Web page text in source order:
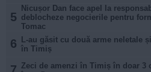
5
Nicușor Dan face apel la
deblocheze negocierile pentru
Tomac
6
L-au găsit cu două arme neletale
în Timiș
Zeci de amenzi în Timiș în doar 3